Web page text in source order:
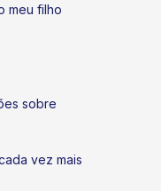
meu filho
sobre
vez mais